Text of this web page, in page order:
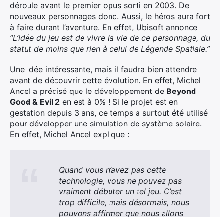
déroule avant le premier opus sorti en 2003. De
nouveaux personnages donc. Aussi, le héros aura fort
à faire durant l’aventure. En effet, Ubisoft annonce
“L’idée du jeu est de vivre la vie de ce personnage, du
statut de moins que rien à celui de Légende Spatiale.”
Une idée intéressante, mais il faudra bien attendre
avant de découvrir cette évolution. En effet, Michel
Ancel a précisé que le développement de Beyond
Good & Evil 2 en est à 0% ! Si le projet est en
gestation depuis 3 ans, ce temps a surtout été utilisé
pour développer une simulation de système solaire.
En effet, Michel Ancel explique :
Quand vous n’avez pas cette
technologie, vous ne pouvez pas
vraiment débuter un tel jeu. C’est
trop difficile, mais désormais, nous
pouvons affirmer que nous allons